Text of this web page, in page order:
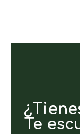
Te